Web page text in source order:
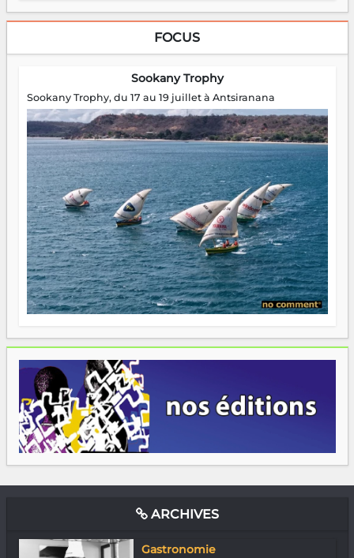
FOCUS
Sookany Trophy
Sookany Trophy, du 17 au 19 juillet à Antsiranana
ARCHIVES
Gastronomie